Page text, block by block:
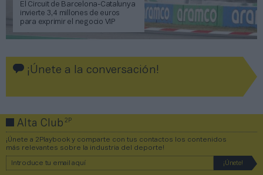
El Circuit de Barcelona-Catalunya
invierte 3,4 millones de euros
para exprimir el negocio VIP
¡Únete a la conversación!
Alta Club2P
¡Únete a 2Playbook y comparte con tus contactos los contenidos
más relevantes sobre la industria del deporte!